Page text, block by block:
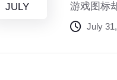
JULY
游戏图标
这份专治
July